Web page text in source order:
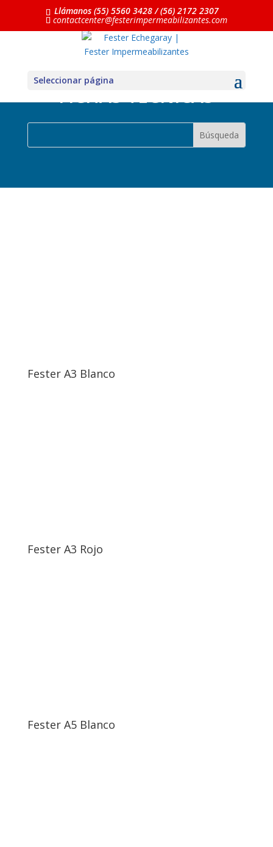
Llámanos (55) 5560 3428 / (56) 2172 2307
contactcenter@festerimpermeabilizantes.com
Seleccionar página
FICHAS TÉCNICAS
Fester A3 Blanco
Fester A3 Rojo
Fester A5 Blanco